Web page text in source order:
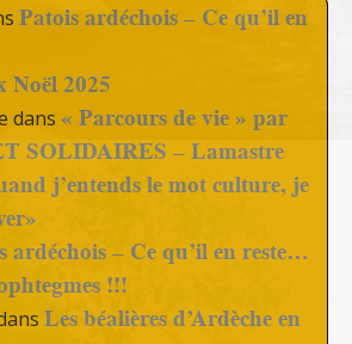
Patois ardéchois – Ce qu’il en
Noël 2025
dans « Parcours de vie » par
SOLIDAIRES – Lamastre
j’entends le mot culture, je
ardéchois – Ce qu’il en reste…
!!!
Les béalières d’Ardèche en